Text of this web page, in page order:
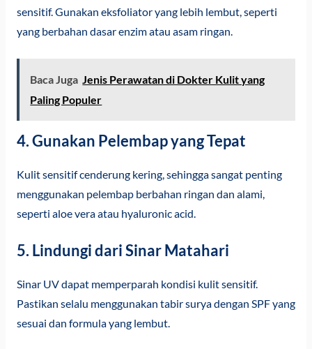
sensitif. Gunakan eksfoliator yang lebih lembut, seperti
yang berbahan dasar enzim atau asam ringan.
Baca Juga Jenis Perawatan di Dokter Kulit yang
Paling Populer
4. Gunakan Pelembap yang Tepat
Kulit sensitif cenderung kering, sehingga sangat penting
menggunakan pelembap berbahan ringan dan alami,
seperti aloe vera atau hyaluronic acid.
5. Lindungi dari Sinar Matahari
Sinar UV dapat memperparah kondisi kulit sensitif.
Pastikan selalu menggunakan tabir surya dengan SPF yang
sesuai dan formula yang lembut.